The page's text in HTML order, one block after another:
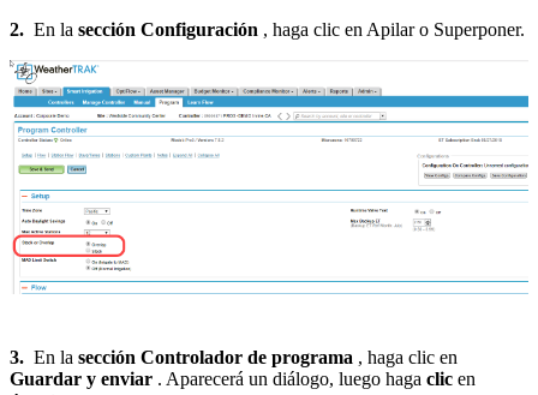
2. En la sección Configuración , haga clic en Apilar o Superponer.
3. En la sección Controlador de programa , haga clic en
Guardar y enviar . Aparecerá un diálogo, luego haga clic en